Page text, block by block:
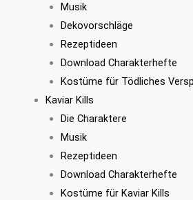
Musik
Dekovorschläge
Rezeptideen
Download Charakterhefte
Kostüme für Tödliches
Kaviar Kills
Die Charaktere
Musik
Rezeptideen
Download Charakterhefte
Kostüme für Kaviar Kills